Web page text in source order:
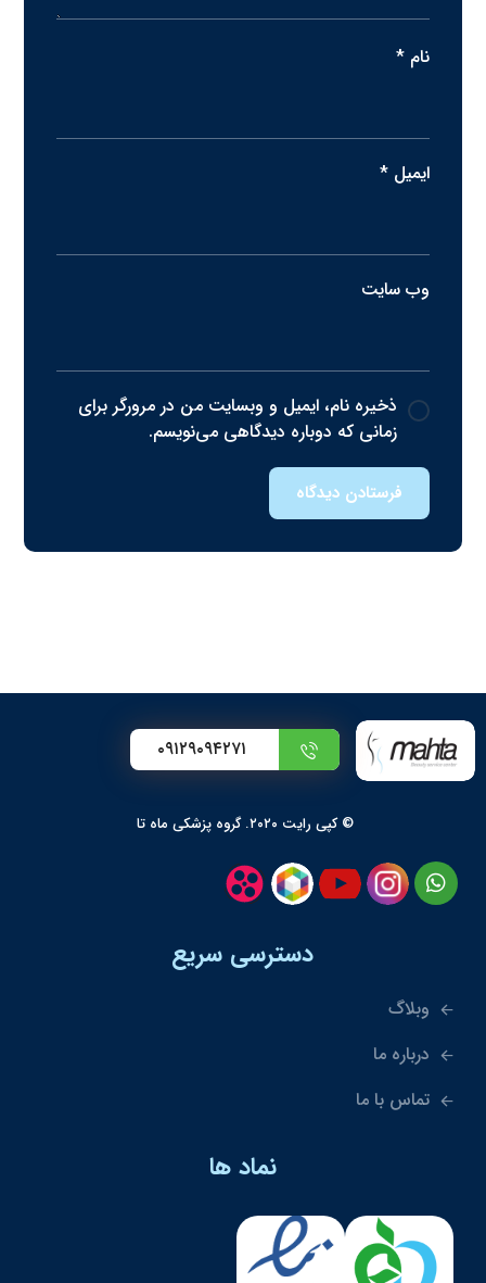
نام*
ایمیل*
وب‌ سایت
ذخیره نام، ایمیل و وبسایت من در مرورگر برای
زمانی که دوباره دیدگاهی می‌نویسم.
فرستادن دیدگاه
۰۹۱۲۹۰۹۴۲۷۱
© کپی رایت ۲۰۲۰. گروه پزشکی ماه تا
دسترسی سریع
وبلاگ
درباره ما
تماس با ما
نماد ها